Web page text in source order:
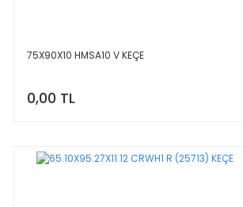
75X90X10 HMSA10 V KEÇE
0,00 TL